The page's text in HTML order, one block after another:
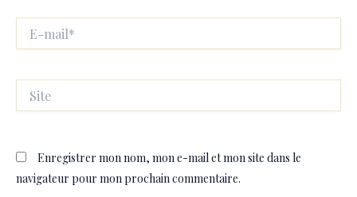
mail*
Enregistrer mon nom, mon e-mail et mon site dans le
navigateur pour mon prochain commentaire.